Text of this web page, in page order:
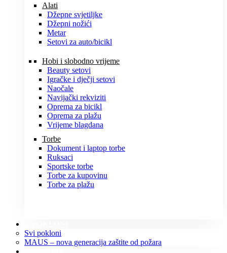
Alati
Džepne svjetiljke
Džepni nožići
Metar
Setovi za auto/bicikl
Hobi i slobodno vrijeme
Beauty setovi
Igračke i dječji setovi
Naočale
Navijački rekviziti
Oprema za bicikl
Oprema za plažu
Vrijeme blagdana
Torbe
Dokument i laptop torbe
Ruksaci
Sportske torbe
Torbe za kupovinu
Torbe za plažu
Svi pokloni
MAUS – nova generacija zaštite od požara